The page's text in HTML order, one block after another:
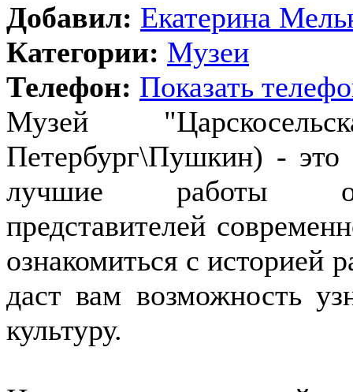
Добавил: Екатерина
Категории: Музеи
Телефон: Показать
Музей
Петербург\Пушкин) - это
лучшие работы
представителей
ознакомиться с историей
даст вам возможность
культуру.